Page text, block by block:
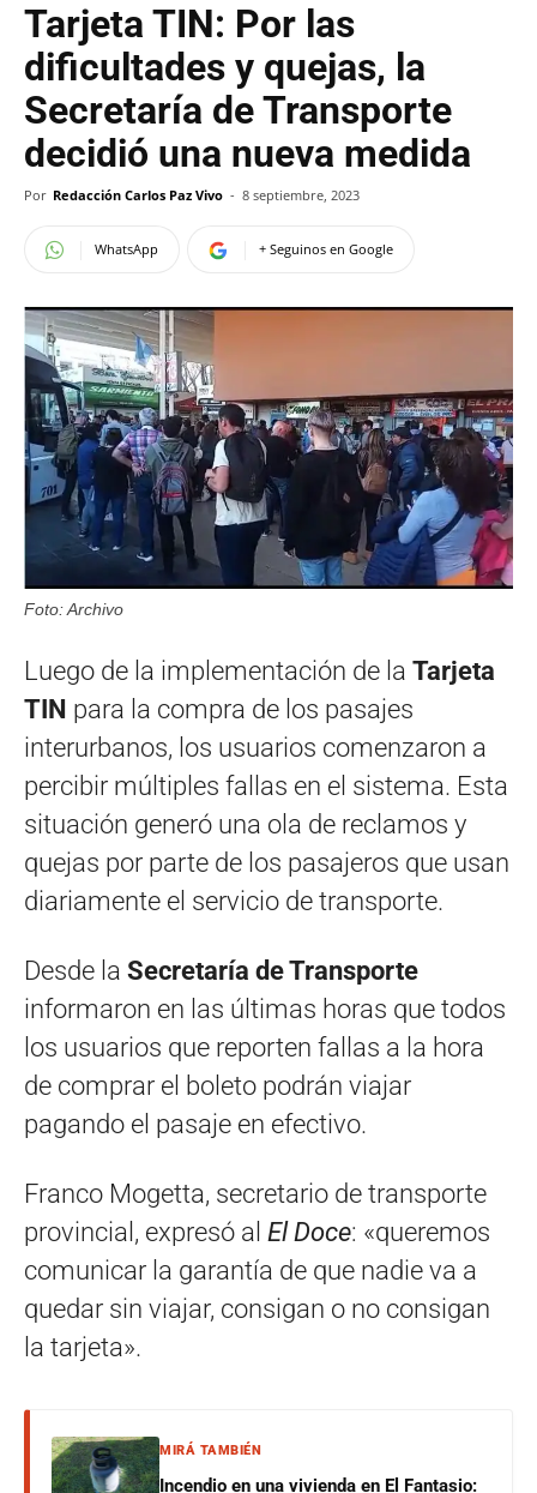
Tarjeta TIN: Por las
dificultades y quejas, la
Secretaría de Transporte
decidió una nueva medida
Por Redacción Carlos Paz Vivo - 8 septiembre, 2023
WhatsApp + Seguinos en Google
Foto: Archivo
Luego de la implementación de la Tarjeta
TIN para la compra de los pasajes
interurbanos, los usuarios comenzaron a
percibir múltiples fallas en el sistema. Esta
situación generó una ola de reclamos y
quejas por parte de los pasajeros que usan
diariamente el servicio de transporte.
Desde la Secretaría de Transporte
informaron en las últimas horas que todos
los usuarios que reporten fallas a la hora
de comprar el boleto podrán viajar
pagando el pasaje en efectivo.
Franco Mogetta, secretario de transporte
provincial, expresó al El Doce: «queremos
comunicar la garantía de que nadie va a
quedar sin viajar, consigan o no consigan
la tarjeta».
MIRÁ TAMBIÉN
Incendio en una vivienda en El Fantasio: